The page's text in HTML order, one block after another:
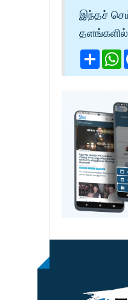
இந்தச்
Share